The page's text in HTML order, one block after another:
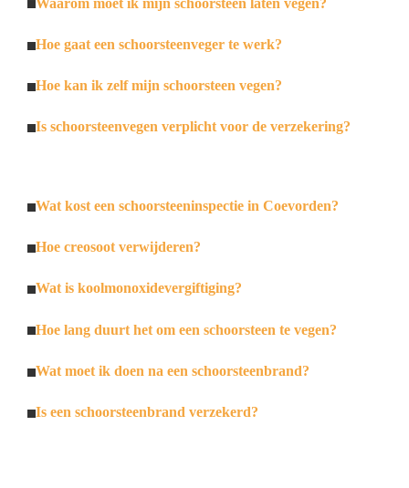
Hoe gaat een schoorsteenveger te werk?
Hoe kan ik zelf mijn schoorsteen vegen?
Is schoorsteenvegen verplicht voor de verzekering?
Wat kost een schoorsteeninspectie in Coevorden?
Hoe creosoot verwijderen?
Wat is koolmonoxidevergiftiging?
Hoe lang duurt het om een schoorsteen te vegen?
Wat moet ik doen na een schoorsteenbrand?
Is een schoorsteenbrand verzekerd?